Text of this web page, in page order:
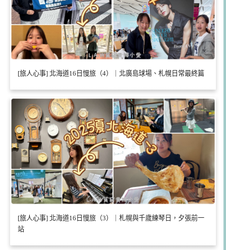
[旅人心事] 北海道16日慢旅（4）｜北廣島球場、札幌日常最終篇
[旅人心事] 北海道16日慢旅（3）｜札幌與千歲練琴日，夕張前一
站